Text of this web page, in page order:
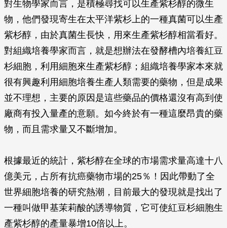
對生物學家而言，是積極尋找可以生產紫杉醇的微生
物，他們發現寄生在太平洋紫杉上的一種真菌可以生產
紫杉醇，由於真菌生長快，用來生產紫杉醇相當看好。
對組織培養學家而言，就是想辦法在發酵槽內培養紅豆
杉細胞，利用細胞來生產紫杉醇；組織培養學家本來就
很有興趣利用細胞培養生產人類需要的藥物，但是成果
並不理想，主要的原因是這些藥品的價格還沒有高到使
廠商有投入量產的意願。如今終於有一種這麼昂貴的藥
物，而且需求量又不斷增加。
根據最近的統計，紫杉醇在全球的市場需求量高達十八
億美元，占所有抗癌藥物市場的25％！因此帶動了全
世界細胞培養的研究熱潮，目前最大的發現就是找出了
一種叫做甲基茉莉酸的誘導物質，它可使紅豆杉細胞生
產紫杉醇的產量暴增10倍以上。